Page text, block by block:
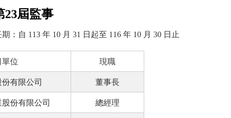
23屆監事
期：自 113 年 10 月 31 日起至 116 年 10 月 30 日止
位 現職
有限公司 董事長
份有限公司 總經理